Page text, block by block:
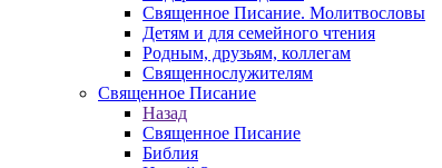
Священное Писание. Молитвословы
Детям и для семейного чтения
Родным, друзьям, коллегам
Священнослужителям
Священное Писание
Назад
Священное Писание
Библия